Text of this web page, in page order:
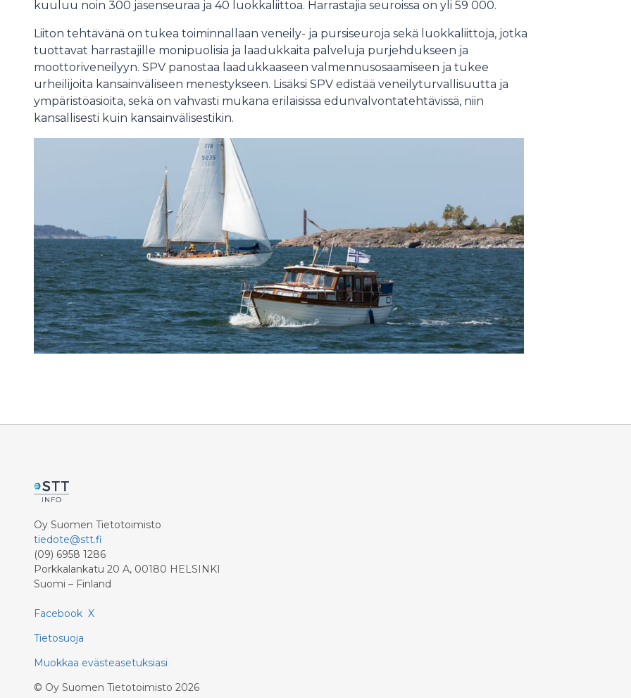
kuuluu noin 300 jäsenseuraa ja 40 luokkaliittoa. Harrastajia seuroissa on yli 59 000.
Liiton tehtävänä on tukea toiminnallaan veneily- ja pursiseuroja sekä luokkaliittoja, jotka
tuottavat harrastajille monipuolisia ja laadukkaita palveluja purjehdukseen ja
moottoriveneilyyn. SPV panostaa laadukkaaseen valmennusosaamiseen ja tukee
urheilijoita kansainväliseen menestykseen. Lisäksi SPV edistää veneilyturvallisuutta ja
ympäristöasioita, sekä on vahvasti mukana erilaisissa edunvalvontatehtävissä, niin
kansallisesti kuin kansainvälisestikin.
Oy Suomen Tietotoimisto
tiedote@stt.fi
(09) 6958 1286
Porkkalankatu 20 A, 00180 HELSINKI
Suomi – Finland
Facebook X
Tietosuoja
Muokkaa evästeasetuksiasi
© Oy Suomen Tietotoimisto 2026